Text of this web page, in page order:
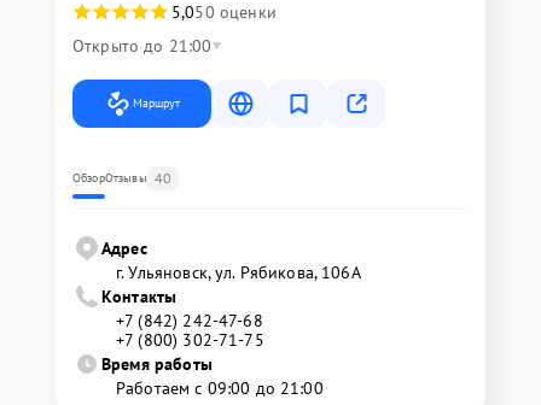
5,050 оценки
Открыто до 21:00
Маршрут
ОбзорОтзывы 40
Адрес
г. Ульяновск, ул. Рябикова, 106А
Контакты
+7 (842) 242-47-68
+7 (800) 302-71-75
Время работы
Работаем с 09:00 до 21:00